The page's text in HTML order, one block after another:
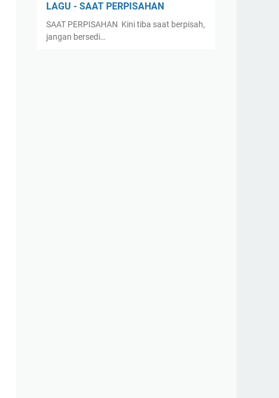
LAGU - SAAT PERPISAHAN
SAAT PERPISAHAN Kini tiba saat berpisah,
jangan bersedi…